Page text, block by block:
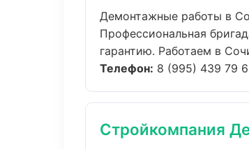
Демонтажные работы в
Профессиональная
гарантию. Работаем в
Телефон: 8 (995) 439 79
Стройкомпания